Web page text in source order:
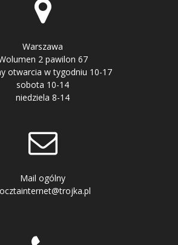
Warszawa
2 pawilon 67
otwarcia w tygodniu 10-17
sobota 10-14
niedziela 8-14
Mail ogólny